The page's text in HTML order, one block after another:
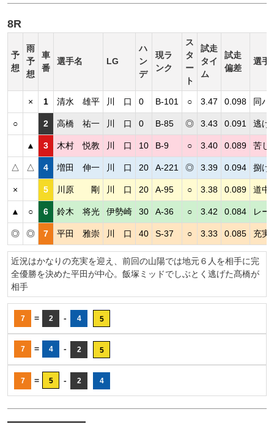
8R
予
想
雨
予
想
車
番
選手名 LG
ハ
ン
デ
現ラ
ンク
ス
タ
ー
ト
試走
タイ
ム
試走
偏差
選手
× 1 清水 雄平 川 口 0 B-101 ○ 3.47 0.098 同ハ
○ 2 高橋 祐一 川 口 0 B-85 ◎ 3.43 0.091 逃げ
▲ 3 木村 悦教 川 口 10 B-9 ○ 3.40 0.089 苦し
△ △ 4 増田 伸一 川 口 20 A-221 ◎ 3.39 0.094 捌け
× 5 川原 剛 川 口 20 A-95 ○ 3.38 0.089 道中
▲ ○ 6 鈴木 将光 伊勢崎 30 A-36 ○ 3.42 0.084 レー
◎ ◎ 7 平田 雅崇 川 口 40 S-37 ○ 3.33 0.085 充実
近況はかなりの充実を迎え、前回の山陽では地元６人を相手に完
全優勝を決めた平田が中心。飯塚ミッドでしぶとく逃げた髙橋が
相手
7 = 2 - 4 5
7 = 4 - 2 5
7 = 5 - 2 4